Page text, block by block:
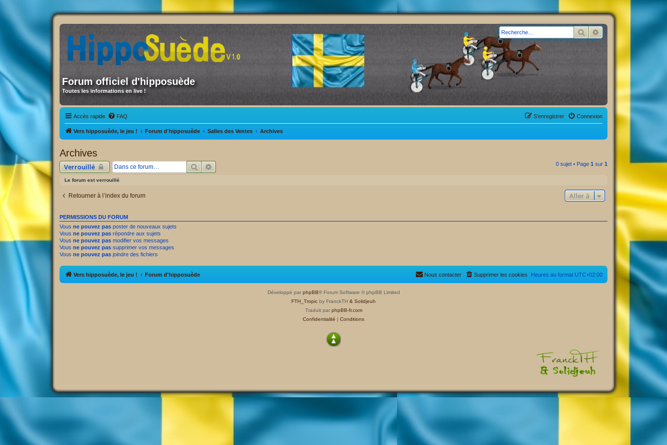
Forum officiel d'hipposuède
Toutes les informations en live !
Rechercher
Accès rapide FAQ Connexion
S’enregistrer
Vers hipposuède, le jeu ! Forum d'hipposuède Salles des Ventes Archives
Archives
Verrouillé Rechercher 0 sujet • Page 1 sur 1
Le forum est verrouillé
Retourner à l’index du forum Aller à
PERMISSIONS DU FORUM
Vous ne pouvez pas poster de nouveaux sujets
Vous ne pouvez pas répondre aux sujets
Vous ne pouvez pas modifier vos messages
Vous ne pouvez pas supprimer vos messages
Vous ne pouvez pas joindre des fichiers
Vers hipposuède, le jeu ! Forum d'hipposuède Heures au format UTC+02:00
Supprimer les cookies
Nous contacter
Développé par phpBB® Forum Software © phpBB Limited
FTH_Tropic by FranckTH & Solidjeuh
Traduit par phpBB-fr.com
Confidentialité | Conditions